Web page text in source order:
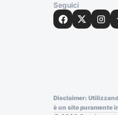
Seguici
Disclaimer:
è un sito puramente